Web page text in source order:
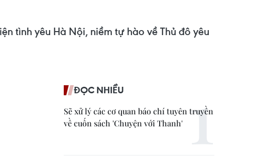
tình yêu Hà Nội, niềm tự hào về Thủ đô yêu
ĐỌC NHIỀU
Sẽ xử lý các cơ quan báo chí tuyên truyền
về cuốn sách 'Chuyện với Thanh'